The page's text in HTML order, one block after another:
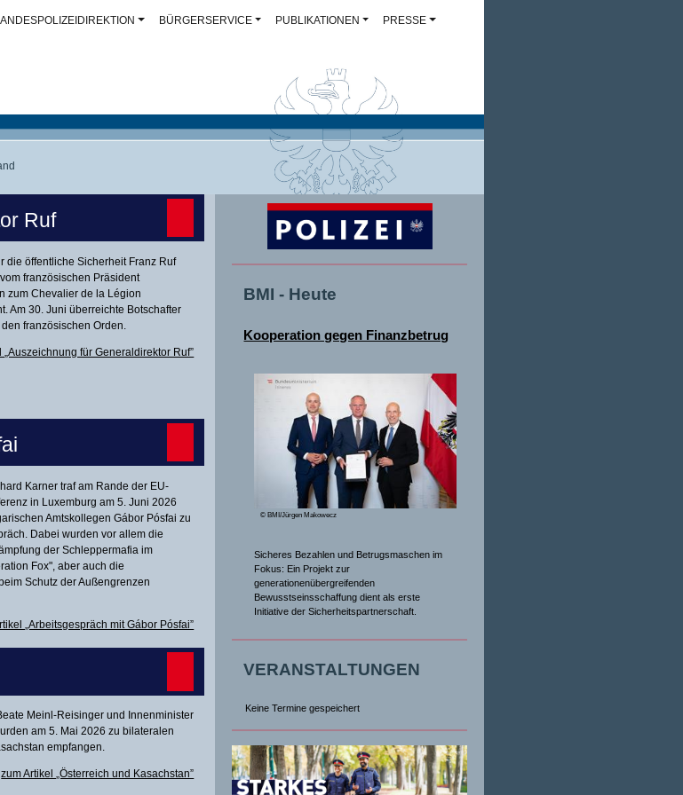
BÜRGERSERVICE PUBLIKATIONEN PRESSE
Ruf
die öffentliche Sicherheit Franz Ruf
französischen Präsident
zum Chevalier de la Légion
Am 30. Juni überreichte Botschafter
französischen Orden.
„Auszeichnung für Generaldirektor Ruf”
Karner traf am Rande der EU-
in Luxemburg am 5. Juni 2026
Amtskollegen Gábor Pósfai zu
Dabei wurden vor allem die
der Schleppermafia im
Fox", aber auch die
Schutz der Außengrenzen
„Arbeitsgespräch mit Gábor Pósfai”
Meinl-Reisinger und Innenminister
am 5. Mai 2026 zu bilateralen
empfangen.
zum Artikel „Österreich und Kasachstan”
BMI - Heute
Kooperation gegen Finanzbetrug
© BMI/Jürgen Makowecz
Sicheres Bezahlen und Betrugsmaschen im
Fokus: Ein Projekt zur
generationenübergreifenden
Bewusstseinsschaffung dient als erste
Initiative der Sicherheitspartnerschaft.
VERANSTALTUNGEN
Keine Termine gespeichert